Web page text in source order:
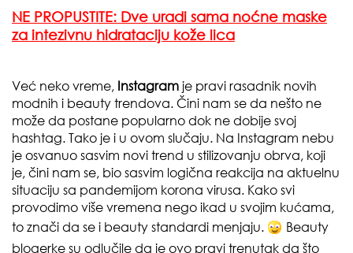
NE PROPUSTITE: Dve uradi sama noćne maske
za intezivnu hidrataciju kože lica
Već neko vreme, Instagram je pravi rasadnik novih
modnih i beauty trendova. Čini nam se da nešto ne
može da postane popularno dok ne dobije svoj
hashtag. Tako je i u ovom slučaju. Na Instagram nebu
je osvanuo sasvim novi trend u stilizovanju obrva, koji
je, čini nam se, bio sasvim logična reakcija na aktuelnu
situaciju sa pandemijom korona virusa. Kako svi
provodimo više vremena nego ikad u svojim kućama,
to znači da se i beauty standardi menjaju.
Beauty
blogerke su odlučile da je ovo pravi trenutak da što